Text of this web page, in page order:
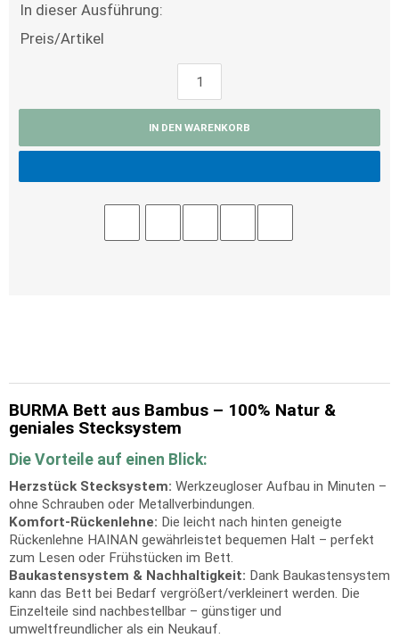
In dieser Ausführung:
Preis/Artikel
IN DEN WARENKORB
BURMA Bett aus Bambus – 100% Natur &
geniales Stecksystem
Die Vorteile auf einen Blick:
Herzstück Stecksystem: Werkzeugloser Aufbau in Minuten –
ohne Schrauben oder Metallverbindungen.
Komfort-Rückenlehne: Die leicht nach hinten geneigte
Rückenlehne HAINAN gewährleistet bequemen Halt – perfekt
zum Lesen oder Frühstücken im Bett.
Baukastensystem & Nachhaltigkeit: Dank Baukastensystem
kann das Bett bei Bedarf vergrößert/verkleinert werden. Die
Einzelteile sind nachbestellbar – günstiger und
umweltfreundlicher als ein Neukauf.